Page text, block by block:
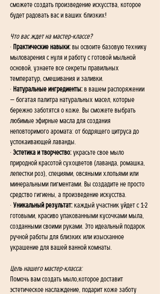
сможете создать произведение искусства, которое
будет радовать вас и ваших близких!
Что вас ждет на мастер-классе?
·
Практические навыки: вы освоите базовую технику
мыловарения с нуля и работу с готовой мыльной
основой, узнаете все секреты правильных
температур, смешивания и заливки.
· Натуральные ингредиенты: в вашем распоряжении
— богатая палитра натуральных масел, которые
бережно заботятся о коже. Вы сможете выбрать
любимые эфирные масла для создания
неповторимого аромата: от бодрящего цитруса до
успокаивающей лаванды.
· Эстетика и творчество: украсьте свое мыло
природной красотой сухоцветов (лаванда, ромашка,
лепестки роз), специями, овсяными хлопьями или
минеральными пигментами. Вы создадите не просто
средство гигиены, а произведение искусства.
· Уникальный результат: каждый участник уйдет с 1-2
готовыми, красиво упакованными кусочками мыла,
созданными своими руками. Это идеальный подарок
ручной работы для близких или изысканное
украшение для вашей ванной комнаты.
Цель нашего мастер-класса:
Помочь вам создать мыло,которое доставит
эстетическое наслаждение, подарит коже заботу